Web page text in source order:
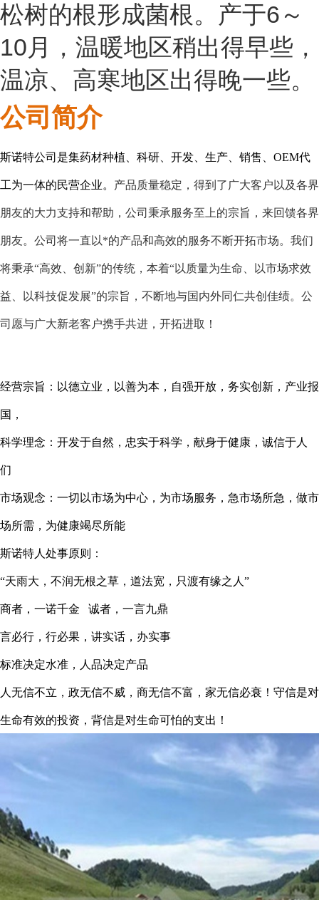
松树的根形成菌根。产于6～
10月，温暖地区稍出得早些，
温凉、高寒地区出得晚一些。
公司简介
斯诺特公司是集药材种植、 科研、开发、生产、销售 OEM代
工为一体的民营企业。 产品质量稳定， 得到了广大客户以及各界
朋友的大力支持和帮助，公司秉承服务至上的宗旨，来回馈各界
朋友。公司将一直以*的产品和高效的服务不断开拓市场。我们
将秉承“高效、创新”的传统，本着“以质量为生命、以市场求效
益、以科技促发展”的宗旨，不断地与国内外同仁共创佳绩。公
司愿与广大新老客户携手共进，开拓进取！
经营宗旨：以德立业，以善为本，自强开放，务实创新，产业报
国，
科学理念：开发于自然，忠实于科学，献身于健康，诚信于人
们
市场观念：一切以市场为中心，为市场服务，急市场所急，做市
场所需，为健康竭尽所能
斯诺特人处事原则：
“天雨大，不润无根之草，道法宽，只渡有缘之人”
商者，一诺千金 诚者，一言九鼎
言必行，行必果，讲实话，办实事
标准决定水准，人品决定产品
人无信不立，政无信不威，商无信不富，家无信必衰！守信是对
生命有效的投资，背信是对生命可怕的支出！